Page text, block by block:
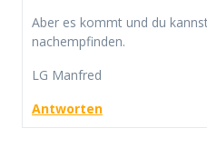
Aber es kommt und du
nachempfinden.
LG Manfred
Antworten